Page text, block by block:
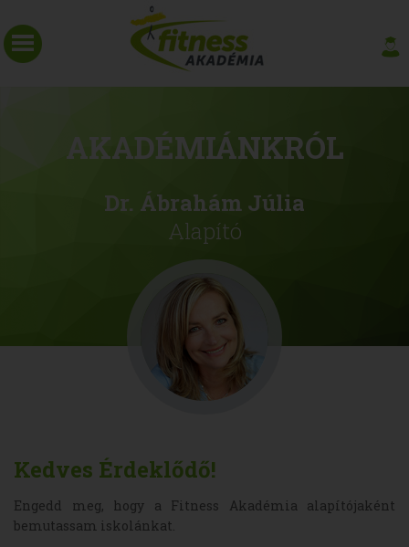
AKADÉMIÁNKRÓL
Dr. Ábrahám Júlia
Alapító
Kedves Érdeklődő!
Engedd meg, hogy a Fitness Akadémia alapítójaként
bemutassam iskolánkat.